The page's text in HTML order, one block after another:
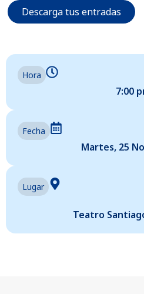
Descarga tus entradas
Hora
7:00
Fecha
Martes, 25
Lugar
Teatro